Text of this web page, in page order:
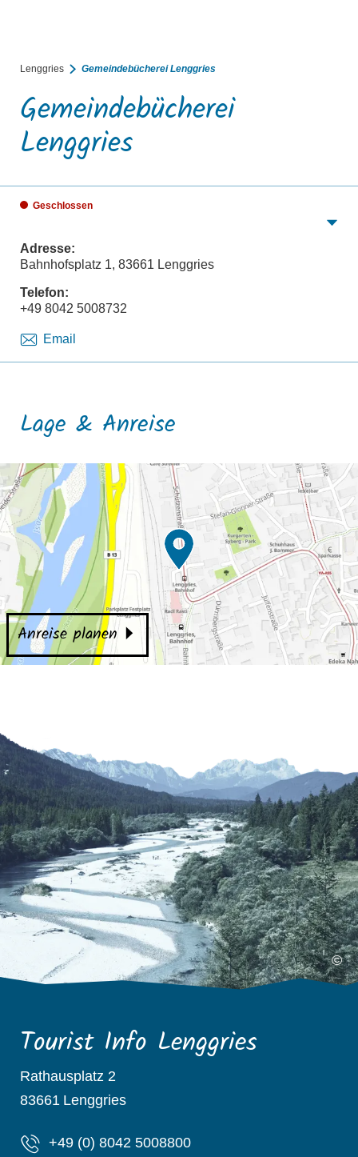
Lenggries Gemeindebücherei Lenggries
Gemeindebücherei
Lenggries
Geschlossen
Adresse:
Bahnhofsplatz 1, 83661 Lenggries
Telefon:
+49 8042 5008732
Email
Lage & Anreise
Anreise planen
©
Tourist Info Lenggries
Rathausplatz 2
83661 Lenggries
+49 (0) 8042 5008800